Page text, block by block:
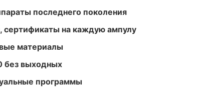
последнего поколения
сертификаты на каждую ампулу
материалы
без выходных
программы